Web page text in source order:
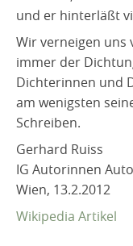
und er hinterläßt
Wir verneigen uns
immer der
Dichterinnen und
am wenigsten
Schreiben.
Gerhard Ruiss
IG Autorinnen
Wien, 13.2.2012
Wikipedia Artikel